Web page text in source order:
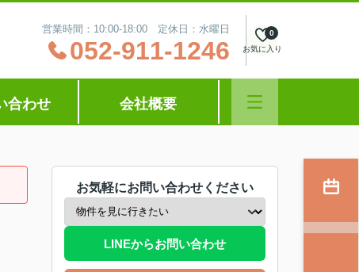
営業時間：10:00‐18:00 定休日：水曜日
052-911-1246 お気に入り
0
合わせ 会社概要
お気軽にお問い合わせください
LINEからお問い合わせ